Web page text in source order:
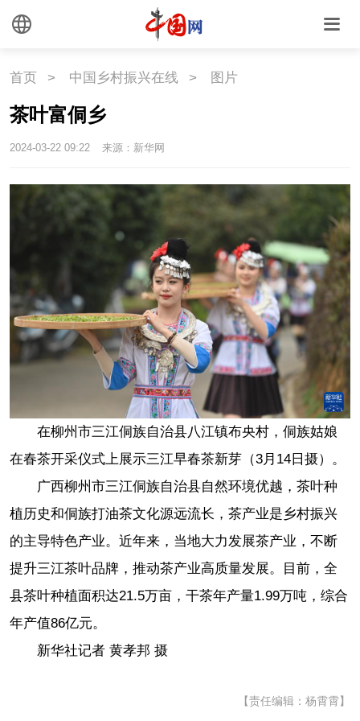
国情
国情
联盟 老年
首页 > 中国乡村振兴在线 > 图片
茶叶富侗乡
2024-03-22 09:22 来源：新华网
在柳州市三江侗族自治县八江镇布央村，侗族姑娘
在春茶开采仪式上展示三江早春茶新芽（3月14日摄）。
广西柳州市三江侗族自治县自然环境优越，茶叶种
植历史和侗族打油茶文化源远流长，茶产业是乡村振兴
的主导特色产业。近年来，当地大力发展茶产业，不断
提升三江茶叶品牌，推动茶产业高质量发展。目前，全
县茶叶种植面积达21.5万亩，干茶年产量1.99万吨，综合
年产值86亿元。
新华社记者 黄孝邦 摄
【责任编辑：杨霄霄】